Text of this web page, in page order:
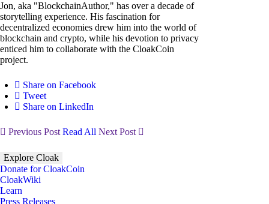
Jon, aka "BlockchainAuthor," has over a decade of
storytelling experience. His fascination for
decentralized economies drew him into the world of
blockchain and crypto, while his devotion to privacy
enticed him to collaborate with the CloakCoin
project.
Share on Facebook
Tweet
Share on LinkedIn
Previous Post Read All Next Post
Explore Cloak
Donate for CloakCoin
CloakWiki
Learn
Press Releases